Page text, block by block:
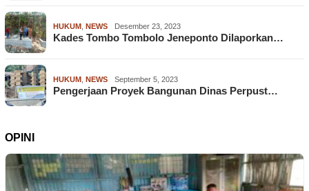
HUKUM NEWS Desember 23, 2023
Kades Tombo Tombolo Jeneponto Dilaporkan…
HUKUM NEWS September 5, 2023
Pengerjaan Proyek Bangunan Dinas Perpust…
OPINI